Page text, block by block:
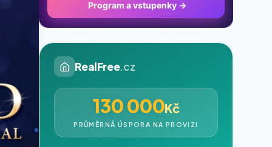
Program a vstupenky →
RealFree.cz
130 000Kč
PRŮMĚRNÁ ÚSPORA NA PROVIZI